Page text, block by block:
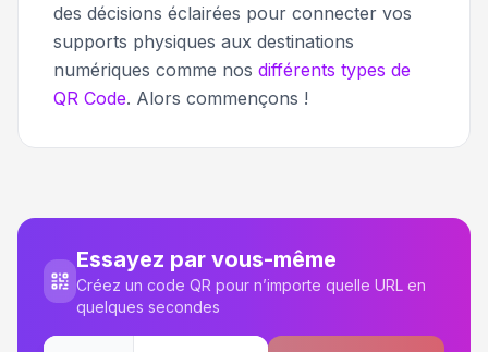
des décisions éclairées pour connecter vos
supports physiques aux destinations
numériques comme nos différents types de
QR Code. Alors commençons !
Essayez par vous-même
Créez un code QR pour n’importe quelle URL en
quelques secondes